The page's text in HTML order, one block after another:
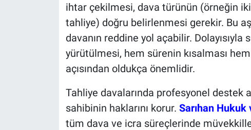
ihtar çekilmesi, dava türünün (örneğin
tahliye) doğru belirlenmesi gerekir. Bu
davanın reddine yol açabilir. Dolayısıyla
yürütülmesi, hem sürenin kısalması
açısından oldukça önemlidir.
Tahliye davalarında profesyonel destek
sahibinin haklarını korur. Sarıhan Hukuk
tüm dava ve icra süreçlerinde